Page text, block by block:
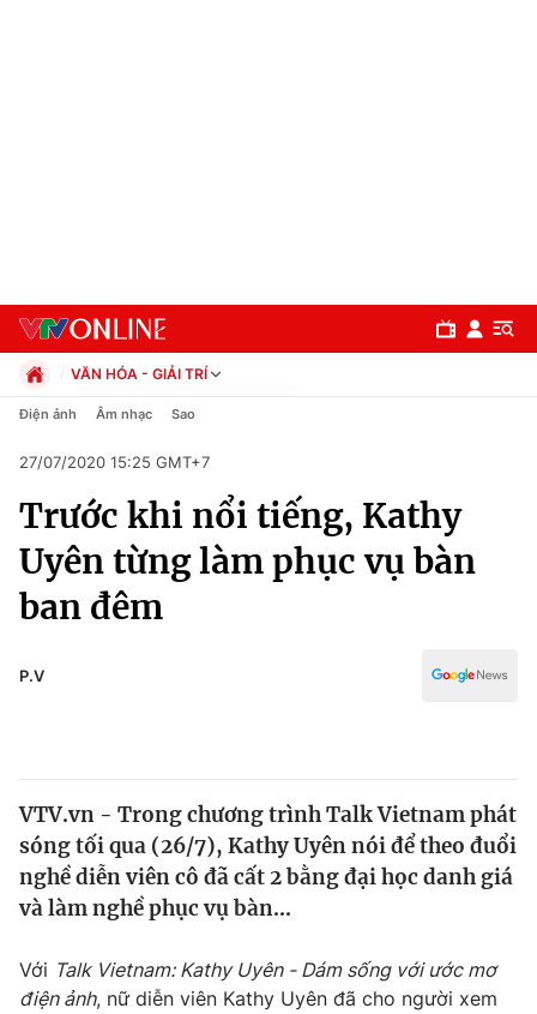
Chuyên mục
Chính trị
Xã hội
Pháp luật
Thế giới
Tin tức
Thế giới đó đây
Câu chuyện quốc tế
Kinh tế
Thị trường
Dữ liệu và đời sống
VĂN HÓA - GIẢI TRÍ
Chính trị
Pháp luật
Kinh tế
Thể thao
Truyền hình
Văn hóa - Giải trí
Điện ảnh Âm nhạc Sao
27/07/2020 15:25 GMT+7
Trước khi nổi tiếng, Kathy
Uyên từng làm phục vụ bàn
ban đêm
P.V
VTV.vn - Trong chương trình Talk Vietnam phát
sóng tối qua (26/7), Kathy Uyên nói để theo đuổi
nghề diễn viên cô đã cất 2 bằng đại học danh giá
và làm nghề phục vụ bàn...
Với Talk Vietnam: Kathy Uyên - Dám sống với ước mơ
điện ảnh, nữ diễn viên Kathy Uyên đã cho người xem